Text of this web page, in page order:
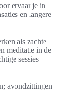
ervaar je in
en langere
als zachte
meditatie in de
sessies
avondzittingen